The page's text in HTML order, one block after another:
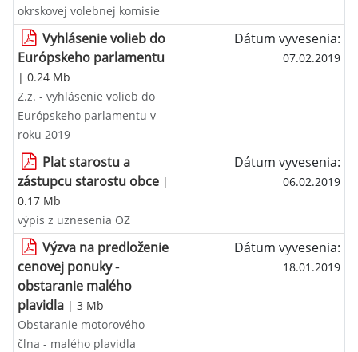
okrskovej volebnej komisie
Vyhlásenie volieb do
Európskeho parlamentu
| 0.24 Mb
Dátum vyvesenia:
07.02.2019
Z.z. - vyhlásenie volieb do
Európskeho parlamentu v
roku 2019
Plat starostu a
zástupcu starostu obce |
0.17 Mb
Dátum vyvesenia:
06.02.2019
výpis z uznesenia OZ
Výzva na predloženie
cenovej ponuky -
obstaranie malého
plavidla | 3 Mb
Dátum vyvesenia:
18.01.2019
Obstaranie motorového
člna - malého plavidla